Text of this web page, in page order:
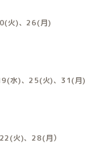
火)、26(月)
水)、25(火)、31(月)
火)、28(月）